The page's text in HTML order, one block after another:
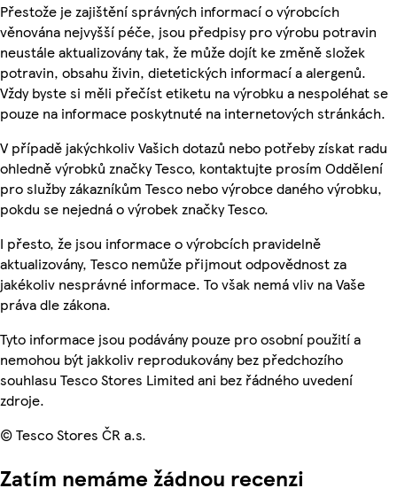
Přestože je zajištění správných informací o výrobcích
věnována nejvyšší péče, jsou předpisy pro výrobu potravin
neustále aktualizovány tak, že může dojít ke změně složek
potravin, obsahu živin, dietetických informací a alergenů.
Vždy byste si měli přečíst etiketu na výrobku a nespoléhat se
pouze na informace poskytnuté na internetových stránkách.
V případě jakýchkoliv Vašich dotazů nebo potřeby získat radu
ohledně výrobků značky Tesco, kontaktujte prosím Oddělení
pro služby zákazníkům Tesco nebo výrobce daného výrobku,
pokdu se nejedná o výrobek značky Tesco.
I přesto, že jsou informace o výrobcích pravidelně
aktualizovány, Tesco nemůže přijmout odpovědnost za
jakékoliv nesprávné informace. To však nemá vliv na Vaše
práva dle zákona.
Tyto informace jsou podávány pouze pro osobní použití a
nemohou být jakkoliv reprodukovány bez předchozího
souhlasu Tesco Stores Limited ani bez řádného uvedení
zdroje.
© Tesco Stores ČR a.s.
Zatím nemáme žádnou recenzi